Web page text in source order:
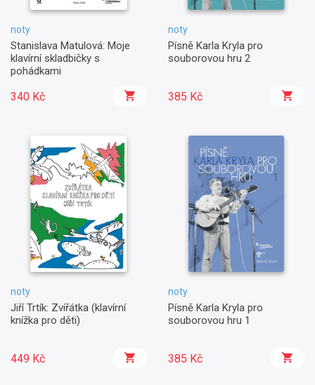
noty
Stanislava Matulová: Moje
klavírní skladbičky s
pohádkami
340 Kč
noty
Písně Karla Kryla pro
souborovou hru 2
385 Kč
noty
Jiří Trtík: Zvířátka (klavírní
knížka pro děti)
449 Kč
noty
Písně Karla Kryla pro
souborovou hru 1
385 Kč